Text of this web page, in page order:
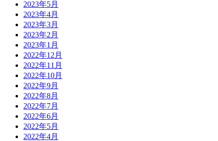
2023年5月
2023年4月
2023年3月
2023年2月
2023年1月
2022年12月
2022年11月
2022年10月
2022年9月
2022年8月
2022年7月
2022年6月
2022年5月
2022年4月